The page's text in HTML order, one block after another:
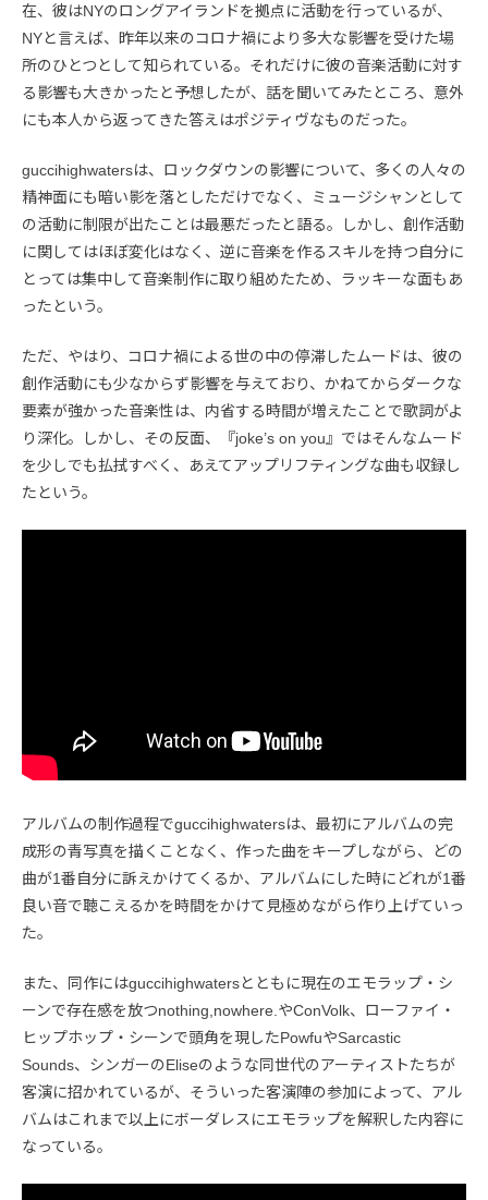
在、彼はNYのロングアイランドを拠点に活動を行っているが、
NYと言えば、昨年以来のコロナ禍により多大な影響を受けた場
所のひとつとして知られている。それだけに彼の音楽活動に対す
る影響も大きかったと予想したが、話を聞いてみたところ、意外
にも本人から返ってきた答えはポジティヴなものだった。
guccihighwatersは、ロックダウンの影響について、多くの人々の
精神面にも暗い影を落としただけでなく、ミュージシャンとして
の活動に制限が出たことは最悪だったと語る。しかし、創作活動
に関してはほぼ変化はなく、逆に音楽を作るスキルを持つ自分に
とっては集中して音楽制作に取り組めたため、ラッキーな面もあ
ったという。
ただ、やはり、コロナ禍による世の中の停滞したムードは、彼の
創作活動にも少なからず影響を与えており、かねてからダークな
要素が強かった音楽性は、内省する時間が増えたことで歌詞がよ
り深化。しかし、その反面、『joke’s on you』ではそんなムード
を少しでも払拭すべく、あえてアップリフティングな曲も収録し
たという。
アルバムの制作過程でguccihighwatersは、最初にアルバムの完
成形の青写真を描くことなく、作った曲をキープしながら、どの
曲が1番自分に訴えかけてくるか、アルバムにした時にどれが1番
良い音で聴こえるかを時間をかけて見極めながら作り上げていっ
た。
また、同作にはguccihighwatersとともに現在のエモラップ・シ
ーンで存在感を放つnothing,nowhere.やConVolk、ローファイ・
ヒップホップ・シーンで頭角を現したPowfuやSarcastic
Sounds、シンガーのEliseのような同世代のアーティストたちが
客演に招かれているが、そういった客演陣の参加によって、アル
バムはこれまで以上にボーダレスにエモラップを解釈した内容に
なっている。